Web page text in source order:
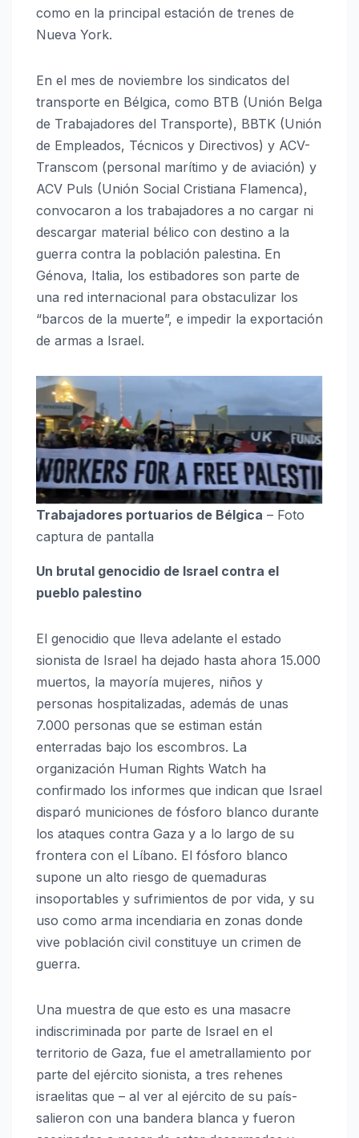
como en la principal estación de trenes de
Nueva York.
En el mes de noviembre los sindicatos del
transporte en Bélgica, como BTB (Unión Belga
de Trabajadores del Transporte), BBTK (Unión
de Empleados, Técnicos y Directivos) y ACV-
Transcom (personal marítimo y de aviación) y
ACV Puls (Unión Social Cristiana Flamenca),
convocaron a los trabajadores a no cargar ni
descargar material bélico con destino a la
guerra contra la población palestina. En
Génova, Italia, los estibadores son parte de
una red internacional para obstaculizar los
“barcos de la muerte”, e impedir la exportación
de armas a Israel.
Trabajadores portuarios de Bélgica – Foto
captura de pantalla
Un brutal genocidio de Israel contra el
pueblo palestino
El genocidio que lleva adelante el estado
sionista de Israel ha dejado hasta ahora 15.000
muertos, la mayoría mujeres, niños y
personas hospitalizadas, además de unas
7.000 personas que se estiman están
enterradas bajo los escombros. La
organización Human Rights Watch ha
confirmado los informes que indican que Israel
disparó municiones de fósforo blanco durante
los ataques contra Gaza y a lo largo de su
frontera con el Líbano. El fósforo blanco
supone un alto riesgo de quemaduras
insoportables y sufrimientos de por vida, y su
uso como arma incendiaria en zonas donde
vive población civil constituye un crimen de
guerra.
Una muestra de que esto es una masacre
indiscriminada por parte de Israel en el
territorio de Gaza, fue el ametrallamiento por
parte del ejército sionista, a tres rehenes
israelitas que – al ver al ejército de su país-
salieron con una bandera blanca y fueron